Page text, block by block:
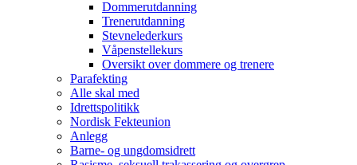
Dommerutdanning
Trenerutdanning
Stevnelederkurs
Våpenstellekurs
Oversikt over dommere og trenere
Parafekting
Alle skal med
Idrettspolitikk
Nordisk Fekteunion
Anlegg
Barne- og ungdomsidrett